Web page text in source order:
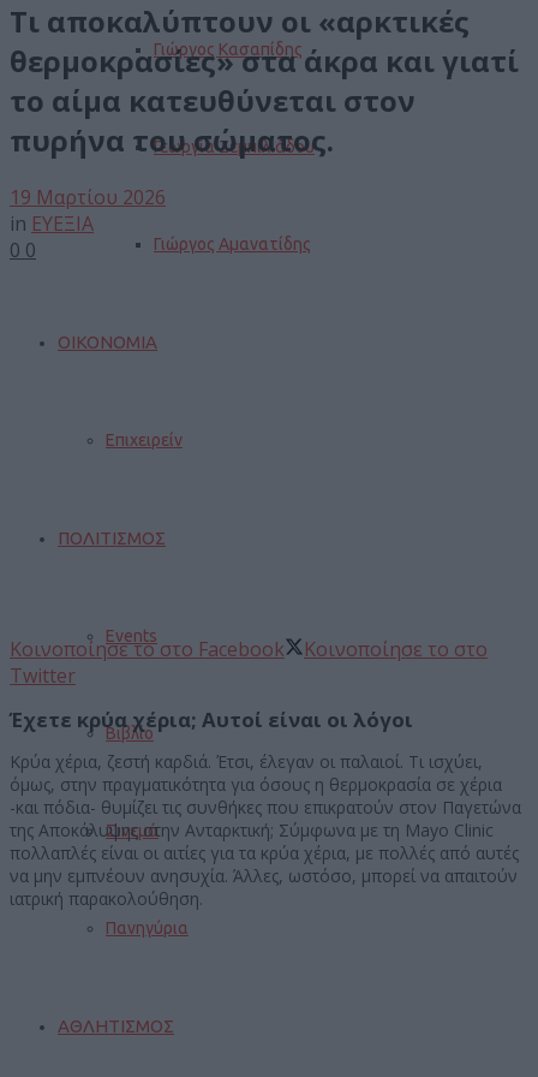
Γιώργος Κασαπίδης
Γεωργία Ζεμπιλιάδου
Γιώργος Αμανατίδης
ΟΙΚΟΝΟΜΙΑ
Επιχειρείν
ΠΟΛΙΤΙΣΜΟΣ
Events
Βιβλίο
Σινεμά
Πανηγύρια
ΑΘΛΗΤΙΣΜΟΣ
Τι αποκαλύπτουν οι «αρκτικές
θερμοκρασίες» στα άκρα και γιατί
το αίμα κατευθύνεται στον
πυρήνα του σώματος.
19 Μαρτίου 2026
in ΕΥΕΞΙΑ
0 0
Κοινοποίησε το στο Facebook
Κοινοποίησε το στο
Twitter
Έχετε κρύα χέρια; Αυτοί είναι οι λόγοι
Κρύα χέρια, ζεστή καρδιά. Έτσι, έλεγαν οι παλαιοί. Τι ισχύει,
όμως, στην πραγματικότητα για όσους η θερμοκρασία σε χέρια
-και πόδια- θυμίζει τις συνθήκες που επικρατούν στον Παγετώνα
της Αποκάλυψης στην Ανταρκτική; Σύμφωνα με τη Mayo Clinic
πολλαπλές είναι οι αιτίες για τα κρύα χέρια, με πολλές από αυτές
να μην εμπνέουν ανησυχία. Άλλες, ωστόσο, μπορεί να απαιτούν
ιατρική παρακολούθηση.